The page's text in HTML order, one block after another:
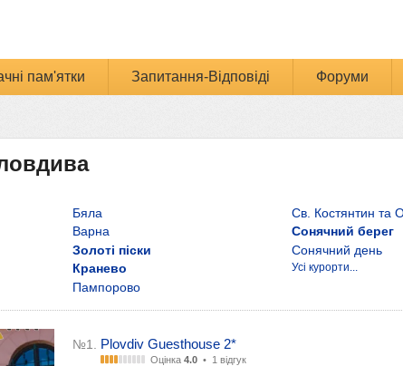
пам'ятки Запитання-Відповіді Форуми
Бяла
Варна
Золоті піски
Кранево
Пампорово
Св. Костянтин та
Сонячний берег
Сонячний день
Усі курорти...
№1. Plovdiv Guesthouse 2*
Оцінка 4.0 • 1 відгук